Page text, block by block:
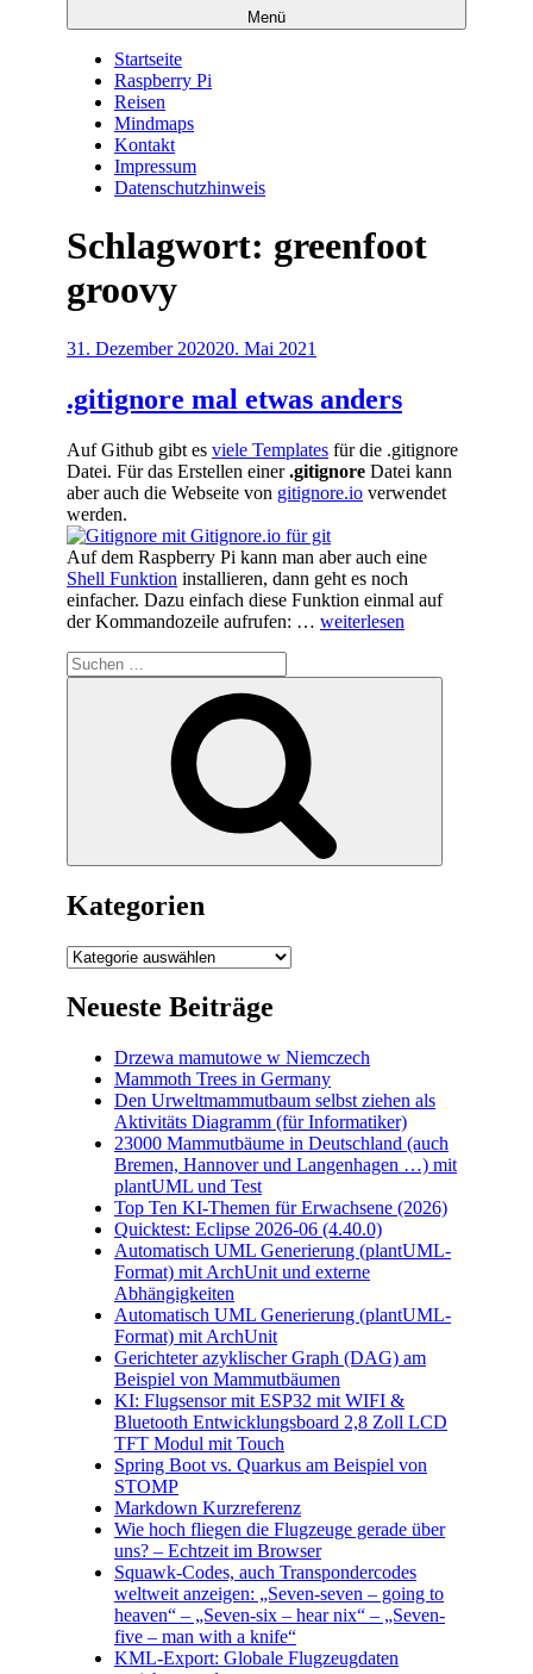
Menü
Startseite
Raspberry Pi
Reisen
Mindmaps
Kontakt
Impressum
Datenschutzhinweis
Schlagwort: greenfoot
groovy
Veröffentlicht
31. Dezember 202020. Mai 2021
.gitignore mal etwas anders
Auf Github gibt es viele Templates für die .gitignore
Datei. Für das Erstellen einer.gitignore Datei kann
aber auch die Webseite von gitignore.io verwendet
werden.
Auf dem Raspberry Pi kann man aber auch eine
Shell Funktion installieren, dann geht es noch
einfacher. Dazu einfach diese Funktion einmal auf
der Kommandozeile aufrufen: … „.gitignore
anders“
weiterlesen
Suchen
nach:
Kategorien
Kategorien
Neueste Beiträge
Drzewa mamutowe w Niemczech
Mammoth Trees in Germany
Den Urweltmammutbaum selbst ziehen als
Aktivitäts Diagramm (für Informatiker)
23000 Mammutbäume in Deutschland (auch
Bremen, Hannover und Langenhagen …) mit
plantUML und Test
Top Ten KI-Themen für Erwachsene (2026)
Quicktest: Eclipse 2026-06 (4.40.0)
Automatisch UML Generierung (plantUML-
Format) mit ArchUnit und externe
Abhängigkeiten
Automatisch UML Generierung (plantUML-
Format) mit ArchUnit
Gerichteter azyklischer Graph (DAG) am
Beispiel von Mammutbäumen
KI: Flugsensor mit ESP32 mit WIFI &
Bluetooth Entwicklungsboard 2,8 Zoll LCD
TFT Modul mit Touch
Spring Boot vs. Quarkus am Beispiel von
STOMP
Markdown Kurzreferenz
Wie hoch fliegen die Flugzeuge gerade über
uns? – Echtzeit im Browser
Squawk-Codes, auch Transpondercodes
weltweit anzeigen: „Seven-seven – going to
heaven“ – „Seven-six – hear nix“ – „Seven-
five – man with a knife“
KML-Export: Globale Flugzeugdaten